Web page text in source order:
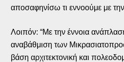
αποσαφηνίσω τι εννοούμε με
Λοιπόν: “Με την έννοια
αναβάθμιση των
βάση αρχιτεκτονική και